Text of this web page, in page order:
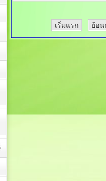
เริ่มแรก ย้อ